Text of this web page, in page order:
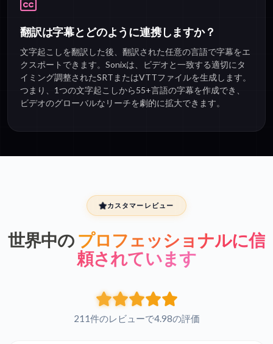
翻訳は字幕とどのように連携しますか？
文字起こしを翻訳した後、翻訳された任意の言語で字幕をエ
クスポートできます。Sonixは、ビデオと一致する適切にタ
イミング調整されたSRTまたはVTTファイルを生成します。
つまり、1つの文字起こしから55+言語の字幕を作成でき、
ビデオのグローバルなリーチを劇的に拡大できます。
カスタマーレビュー
世界中の プロフェッショナルに信
頼されています
211件のレビューで4.98の評価